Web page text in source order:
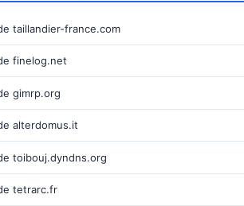
taillandier-france.com
finelog.net
gimrp.org
alterdomus.it
toibouj.dyndns.org
tetrarc.fr